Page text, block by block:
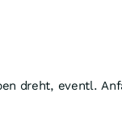
dreht, eventl.